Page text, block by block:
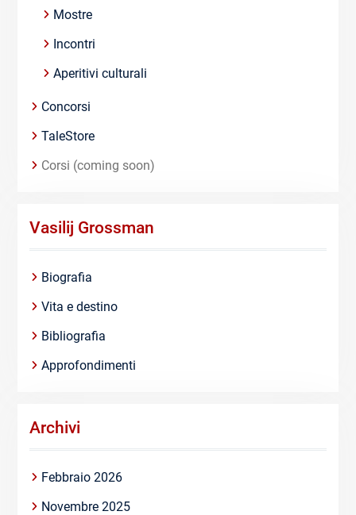
Mostre
Incontri
Aperitivi culturali
Concorsi
TaleStore
Corsi (coming soon)
Vasilij Grossman
Biografia
Vita e destino
Bibliografia
Approfondimenti
Archivi
Febbraio 2026
Novembre 2025